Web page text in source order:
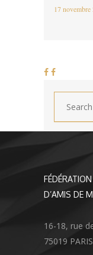
17 novembre
D’AMIS DE
16-18, rue
75019 PARIS